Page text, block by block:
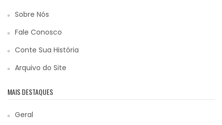
Sobre Nós
Fale Conosco
Conte Sua História
Arquivo do Site
MAIS DESTAQUES
Geral